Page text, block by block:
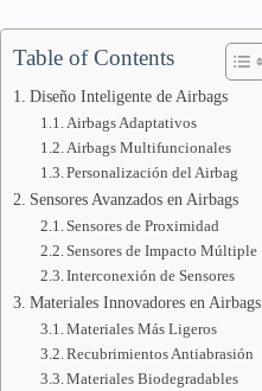
Table of Contents
Diseño Inteligente de Airbags
Airbags Adaptativos
Airbags Multifuncionales
Personalización del Airbag
Sensores Avanzados en Airbags
Sensores de Proximidad
Sensores de Impacto Múltiple
Interconexión de Sensores
Materiales Innovadores en Airbags
Materiales Más Ligeros
Recubrimientos Antiabrasión
Materiales Biodegradables